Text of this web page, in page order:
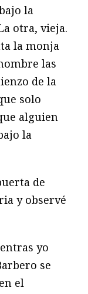
la
otra, vieja.
la monja
las
de la
solo
alguien
la
de
y observé
yo
se
el